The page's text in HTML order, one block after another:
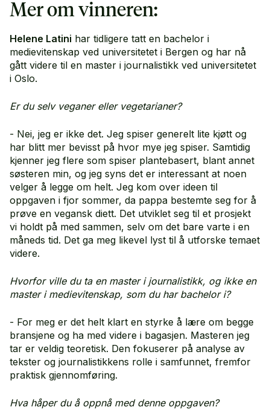
Mer om vinneren:
Helene Latini har tidligere tatt en bachelor i
medievitenskap ved universitetet i Bergen og har nå
gått videre til en master i journalistikk ved universitetet
i Oslo.
Er du selv veganer eller vegetarianer?
- Nei, jeg er ikke det. Jeg spiser generelt lite kjøtt og
har blitt mer bevisst på hvor mye jeg spiser. Samtidig
kjenner jeg flere som spiser plantebasert, blant annet
søsteren min, og jeg syns det er interessant at noen
velger å legge om helt. Jeg kom over ideen til
oppgaven i fjor sommer, da pappa bestemte seg for å
prøve en vegansk diett. Det utviklet seg til et prosjekt
vi holdt på med sammen, selv om det bare varte i en
måneds tid. Det ga meg likevel lyst til å utforske temaet
videre.
Hvorfor ville du ta en master i journalistikk, og ikke en
master i medievitenskap, som du har bachelor i?
- For meg er det helt klart en styrke å lære om begge
bransjene og ha med videre i bagasjen. Masteren jeg
tar er veldig teoretisk. Den fokuserer på analyse av
tekster og journalistikkens rolle i samfunnet, fremfor
praktisk gjennomføring.
Hva håper du å oppnå med denne oppgaven?